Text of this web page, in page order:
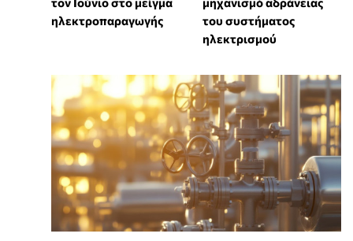
ηλεκτροπαραγωγής
του συστήματος
ηλεκτρισμού